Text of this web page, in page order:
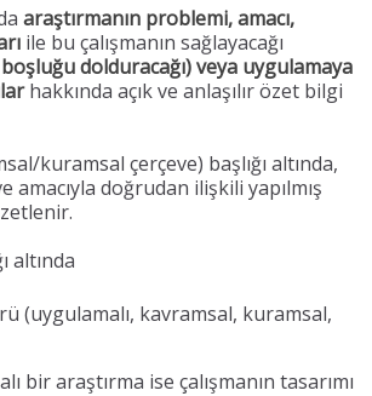
araştırmanın problemi, amacı,
ile bu çalışmanın sağlayacağı
dolduracağı) veya uygulamaya
hakkında açık ve anlaşılır özet bilgi
kuramsal çerçeve) başlığı altında,
amacıyla doğrudan ilişkili yapılmış
altında
(uygulamalı, kavramsal, kuramsal,
bir araştırma ise çalışmanın tasarımı